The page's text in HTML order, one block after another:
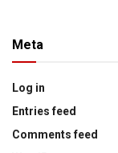
Meta
Log in
Entries feed
Comments feed